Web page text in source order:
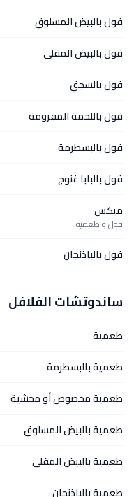
فول بالبيض المسلوق
فول بالبيض المقلى
فول بالسجق
فول باللحمة المفرومة
فول بالبسطرمة
فول بالبابا غنوج
ميكس
فول و طعمية
فول بالباذنجان
ساندوتشات الفلافل
طعمية
طعمية بالبسطرمة
طعمية مخصوص أو محشية
طعمية بالبيض المسلوق
طعمية بالبيض المقلى
طعمية بالباذنجان